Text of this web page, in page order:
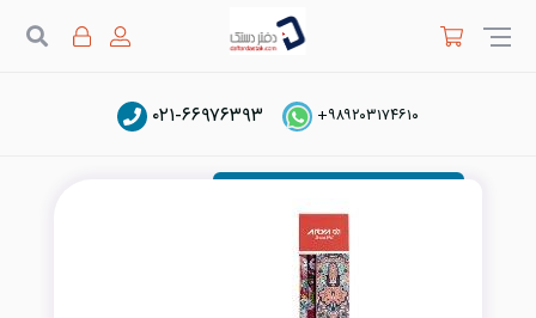
+۹۸۹۲۰۳۱۷۴۶۱۰ ۰۲۱-۶۶۹۷۶۳۹۳ مداد HB